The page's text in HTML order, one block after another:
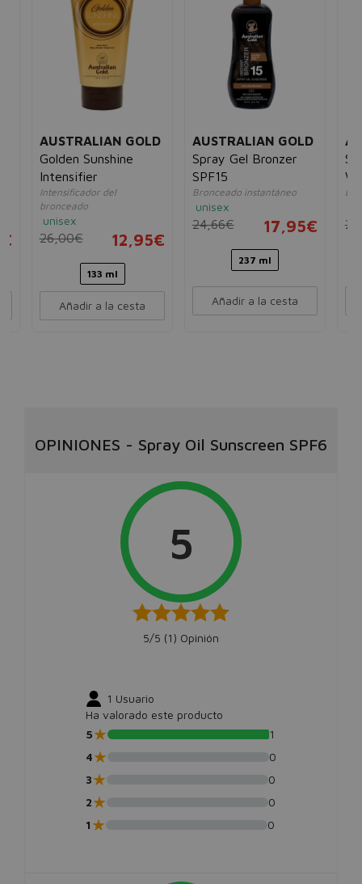
AUSTRALIAN GOLD
Golden Sunshine
Intensifier
Intensificador del
bronceado
unisex
26,00€ 12,95€
133 ml
Añadir a la cesta
AUSTRALIAN GOLD
Spray Gel Bronzer
SPF15
Bronceado instantáneo
unisex
24,66€ 17,95€
237 ml
Añadir a la cesta
OPINIONES - Spray Oil Sunscreen SPF6
5
5/5 (1) Opinión
1 Usuario
Ha valorado este producto
5★
1
4★
0
3★
0
2★
0
1★ 0